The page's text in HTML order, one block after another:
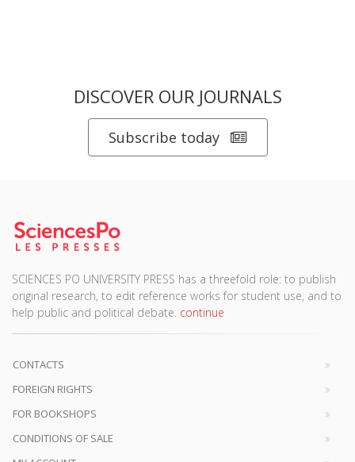
DISCOVER OUR JOURNALS
Subscribe today
SCIENCES PO UNIVERSITY PRESS has a threefold role: to publish
original research, to edit reference works for student use, and to
help public and political debate. continue
CONTACTS
FOREIGN RIGHTS
FOR BOOKSHOPS
CONDITIONS OF SALE